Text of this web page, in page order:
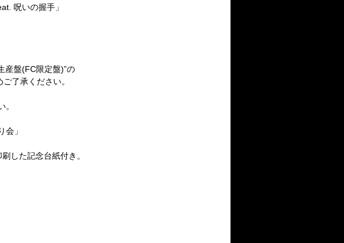
呪いの握手」
産盤(FC限定盤)”の
了承ください。
」
した記念台紙付き。